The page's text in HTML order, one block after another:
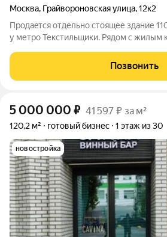
Москва, Грайвороновская улица,12к2
Пpoдaeтcя отдельно стоящее здание
у метро Текстильщики. Рядoм с жилым
численностью жителей более 20
(получено разрешение на строительство
Позвонить
5 000 000 ₽ 41 597 ₽ за м²
120,2 м² готовый бизнес 1 этаж из 30
новостройка